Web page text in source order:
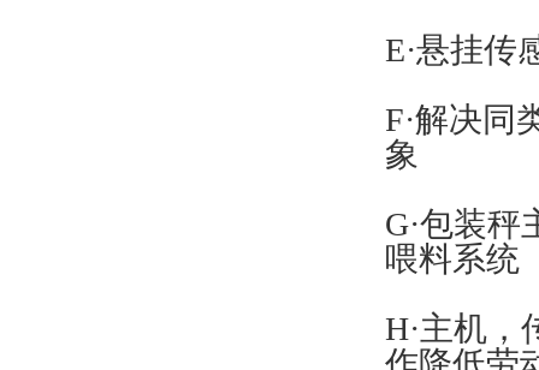
E·悬挂传
F·解决同
象
G·包装
喂料系统
H·主机，